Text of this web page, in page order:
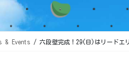
& Events 六段壁完成！29(日)はリードエ